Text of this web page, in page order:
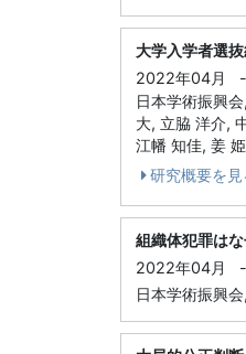
大学入学者選
2022年04月
-
日本学術振興
大, 立脇 洋介,
江幡 知佳, 姜
研究概要を見
組織体犯罪は
2022年04月
-
日本学術振興